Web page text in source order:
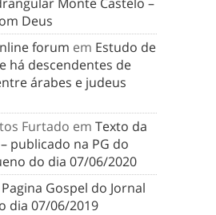
Deus
forum em Estudo de
há descendentes de
árabes e judeus
Furtado em Texto da
publicado na PG do
do dia 07/06/2020
Pagina Gospel do Jornal
dia 07/06/2019